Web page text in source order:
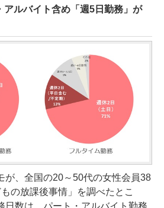
アルバイト含め「週5日勤務」が
が、全国の20～50代の女性会員38
の放課後事情」を調べたとこ